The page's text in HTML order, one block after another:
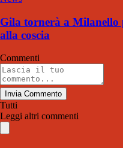
Gila tornerà a
alla coscia
Commenti
Invia Commento
Tutti
Leggi altri commenti